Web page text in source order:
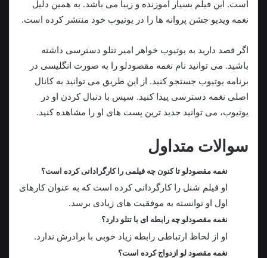
است. این فیلم بسیار آموزنده و زیبا می باشد. به همین دلیل
نغمه ویدیو جشن پروانه ها را در یوتیوب خود منتشر کرده است.
اگر قصد دارید به یوتیوب خواهر امیر تتلو دسترسی داشته
باشید. می توانید نام نغمه مقصودلو را به صورت انگلیسی در
برنامه یوتیوب جستجو کنید. از این طریق می توانید به‌ کانال
اصلی نغمه دسترسی پیدا کنید. سپس با دنبال کردن او در
یوتیوب، می توانید جدید ترین پست های او را مشاهده کنید.
سوالات متداول
نغمه مقصودلو تا کنون چه فیلمی را کارگرادانی کرده است؟
او فیلم شنل را کارگردانی کرده است که به عنوان کارهای
اول او توانسته به موفقیت های زیادی برسد.
نغمه مقصودلو چه رابطه ای با تتلو دارد؟
او از لحاظ ارتباطی رابطه زیاد خوبی با برادرش ندارد.
نغمه مقصود لو ازدواج کرده است؟